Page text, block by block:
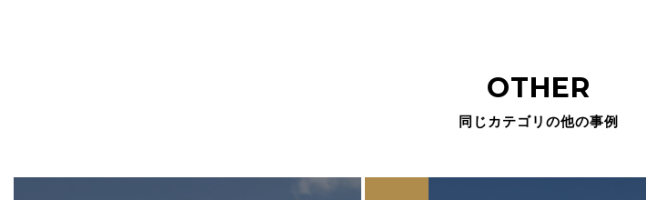
OTHER
同じカテゴリの他の事例